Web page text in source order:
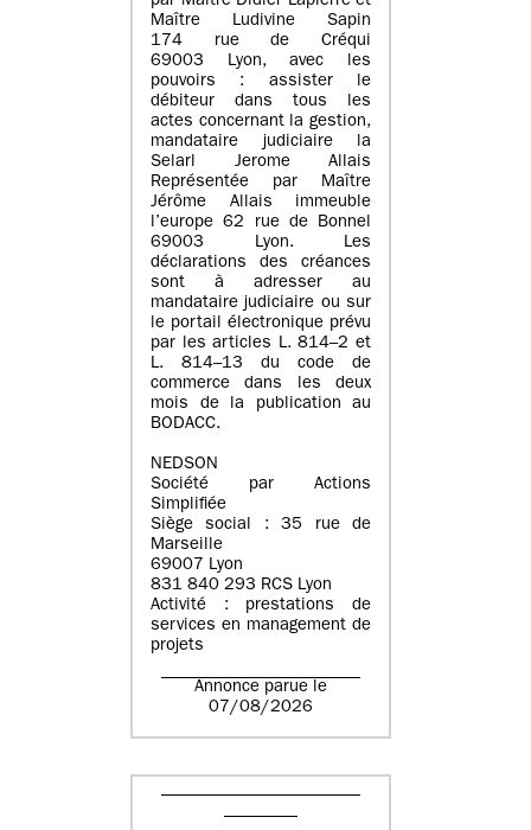
Maître Ludivine Sapin
174 rue de Créqui
69003 Lyon, avec les
pouvoirs : assister le
débiteur dans tous les
actes concernant la gestion,
mandataire judiciaire la
Selarl Jerome Allais
Représentée par Maître
Jérôme Allais immeuble
l’europe 62 rue de Bonnel
69003 Lyon. Les
déclarations des créances
sont à adresser au
mandataire judiciaire ou sur
le portail électronique prévu
par les articles L. 814–2 et
L. 814–13 du code de
commerce dans les deux
mois de la publication au
BODACC.
NEDSON
Société par Actions
Simplifiée
Siège social : 35 rue de
Marseille
69007 Lyon
831 840 293 RCS Lyon
Activité : prestations de
services en management de
projets
Annonce parue le
07/08/2026